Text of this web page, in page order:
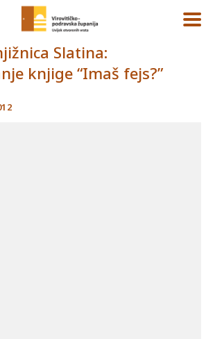
Slatina:
knjige “Imaš fejs?”